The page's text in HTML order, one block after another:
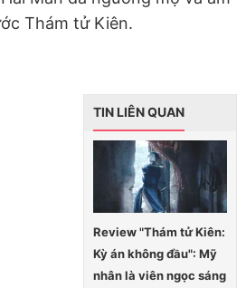
Thám tử Kiên.
TIN LIÊN QUAN
Review "Thám tử Kiên:
Kỳ án không đầu": Mỹ
nhân là viên ngọc sáng